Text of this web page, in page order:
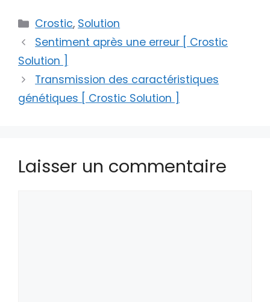
Catégories
Crostic, Solution
Sentiment après une erreur [ Crostic
Solution ]
Transmission des caractéristiques
génétiques [ Crostic Solution ]
Laisser un commentaire